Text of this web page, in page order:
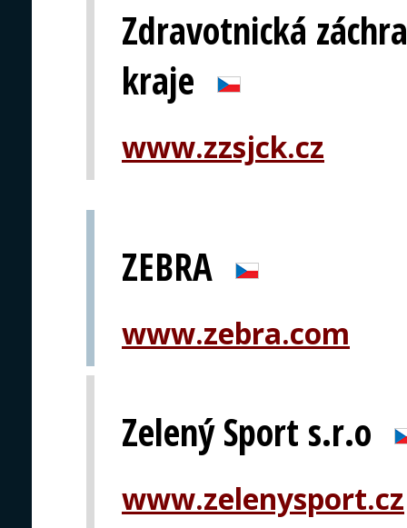
Zdravotnická
kraje
www.zzsjck.cz
ZEBRA
www.zebra.com
Zelený Sport s.r.o
www.zelenysport.cz